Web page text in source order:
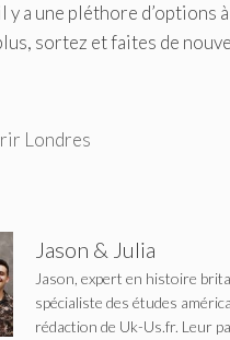
y a une pléthore d’options
sortez et faites de
Londres
Jason & Julia
Jason, expert en histoire
spécialiste des études
rédaction de Uk-Us.fr. Leur